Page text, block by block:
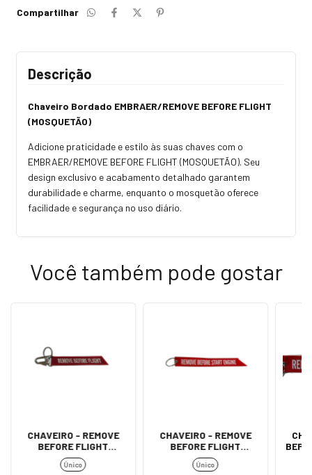
Compartilhar
Descrição
Chaveiro Bordado EMBRAER/REMOVE BEFORE FLIGHT
(MOSQUETÃO)
Adicione praticidade e estilo às suas chaves com o
EMBRAER/REMOVE BEFORE FLIGHT (MOSQUETÃO). Seu
design exclusivo e acabamento detalhado garantem
durabilidade e charme, enquanto o mosquetão oferece
facilidade e segurança no uso diário.
Você também pode gostar
CHAVEIRO - REMOVE
BEFORE FLIGHT
(MOSQUETÃO)
Único
CHAVEIRO - REMOVE
BEFORE FLIGHT
(IMPORTADO)
Único